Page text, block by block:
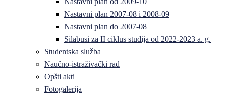
Nastavni plan od 2009-10
Nastavni plan 2007-08 i 2008-09
Nastavni plan do 2007-08
Silabusi za II ciklus studija od 2022-2023 a. g.
Studentska služba
Naučno-istraživački rad
Opšti akti
Fotogalerija